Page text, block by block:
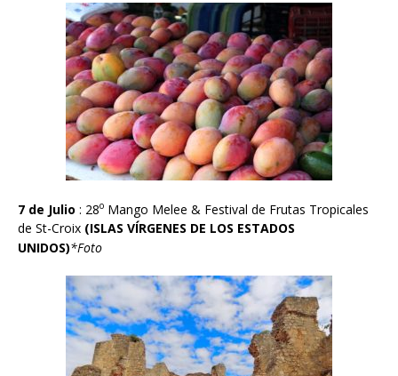
7 de Julio : 28o Mango Melee & Festival de Frutas Tropicales
de St-Croix (ISLAS VÍRGENES DE LOS ESTADOS
UNIDOS)*Foto